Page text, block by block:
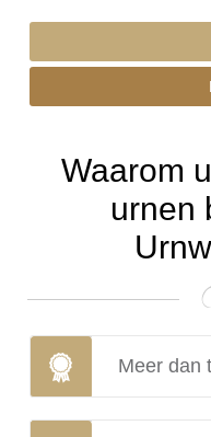
Waarom
urnen
Meer dan